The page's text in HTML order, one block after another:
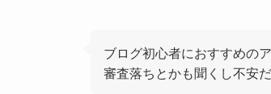
ブログ初心者におすすめの
審査落ちとかも聞くし不安